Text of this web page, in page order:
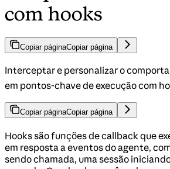
com hooks
Copiar páginaCopiar página
Interceptar e personalizar o
em pontos-chave de execução com
Copiar páginaCopiar página
Hooks são funções de callback que
em resposta a eventos do agente,
sendo chamada, uma sessão